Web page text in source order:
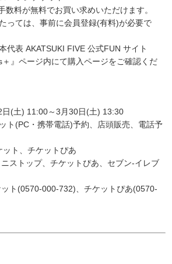
料が無料でお買い求めいただけます。
っては、事前に会員登録(有料)が必要で
代表 AKATSUKI FIVE 公式FUN サイト
＋』ページ内にて購入ページをご確認くだ
(土) 11:00～3月30日(土) 13:30
ト(PC・携帯電話)予約、店頭販売、電話予
ト、チケットぴあ
ストップ、チケットぴあ、セブン-イレブ
ト(0570-000-732)、チケットぴあ(0570-